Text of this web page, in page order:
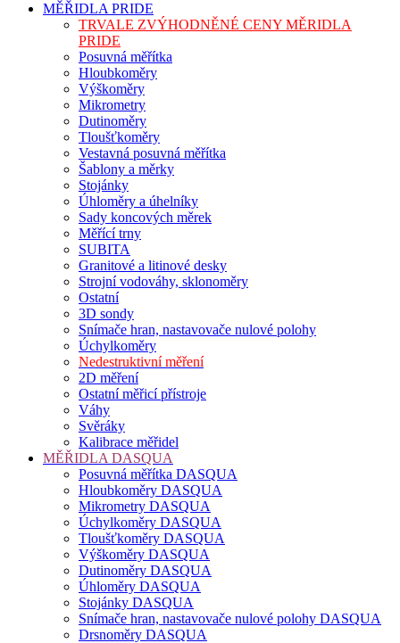
MĚŘIDLA PRIDE
TRVALE ZVÝHODNĚNÉ CENY MĚRIDLA
PRIDE
Posuvná měřítka
Hloubkoměry
Výškoměry
Mikrometry
Dutinoměry
Tloušťkoměry
Vestavná posuvná měřítka
Šablony a měrky
Stojánky
Úhloměry a úhelníky
Sady koncových měrek
Měřící trny
SUBITA
Granitové a litinové desky
Strojní vodováhy, sklonoměry
Ostatní
3D sondy
Snímače hran, nastavovače nulové polohy
Úchylkoměry
Nedestruktivní měření
2D měření
Ostatní měřicí přístroje
Váhy
Svěráky
Kalibrace měřidel
MĚŘIDLA DASQUA
Posuvná měřítka DASQUA
Hloubkoměry DASQUA
Mikrometry DASQUA
Úchylkoměry DASQUA
Tloušťkoměry DASQUA
Výškoměry DASQUA
Dutinoměry DASQUA
Úhloměry DASQUA
Stojánky DASQUA
Snímače hran, nastavovače nulové polohy DASQUA
Drsnoměry DASQUA